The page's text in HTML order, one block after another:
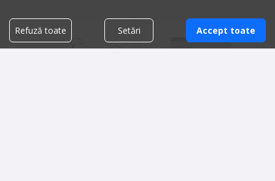
Refuză toate Setări Accept toate